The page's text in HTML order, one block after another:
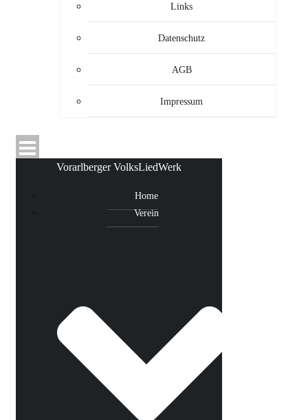
Links
Datenschutz
AGB
Impressum
Vorarlberger VolksLiedWerk
Home
Verein